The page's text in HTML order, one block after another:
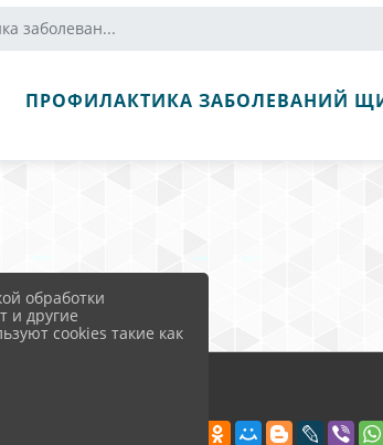
заболеван...
ПРОФИЛАКТИКА ЗАБОЛЕВАНИЙ
обработки
и другие
cookies такие как